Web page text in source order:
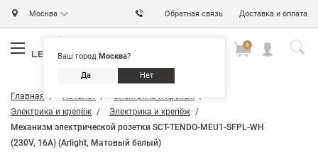
Москва
Ваш город Москва?
Да Нет
Обратная связь Доставка и оплата
0
Главная Каталог
Электрика и крепёж
Электрика и крепёж
Электрика и крепёж
Механизм электрической розетки SCT-TENDO-MEU1-SFPL-WH
(230V, 16A) (Arlight, Матовый белый)